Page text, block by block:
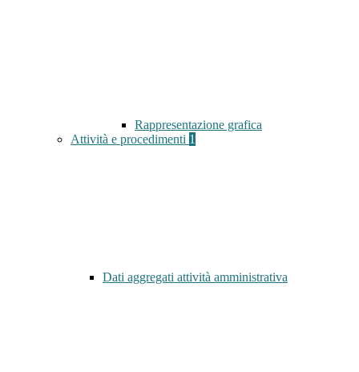
Rappresentazione grafica
Attività e procedimenti 1
Dati aggregati attività amministrativa